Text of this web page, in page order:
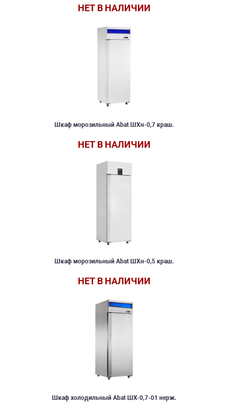
НЕТ В НАЛИЧИИ
Шкаф морозильный Abat ШХн-0,7 краш.
НЕТ В НАЛИЧИИ
Шкаф морозильный Abat ШХн-0,5 краш.
НЕТ В НАЛИЧИИ
Шкаф холодильный Abat ШХ-0,7-01 нерж.